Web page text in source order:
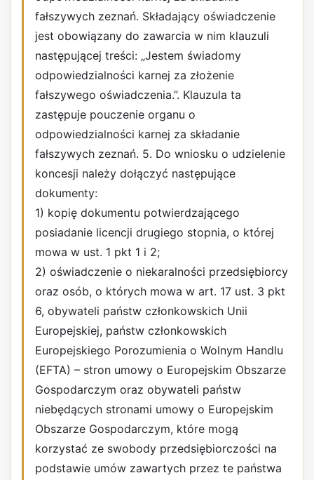
fałszywych zeznań. Składający oświadczenie
jest obowiązany do zawarcia w nim klauzuli
następującej treści: „Jestem świadomy
odpowiedzialności karnej za złożenie
fałszywego oświadczenia.”. Klauzula ta
zastępuje pouczenie organu o
odpowiedzialności karnej za składanie
fałszywych zeznań. 5. Do wniosku o udzielenie
koncesji należy dołączyć następujące
dokumenty:
1) kopię dokumentu potwierdzającego
posiadanie licencji drugiego stopnia, o której
mowa w ust. 1 pkt 1 i 2;
2) oświadczenie o niekaralności przedsiębiorcy
oraz osób, o których mowa w art. 17 ust. 3 pkt
6, obywateli państw członkowskich Unii
Europejskiej, państw członkowskich
Europejskiego Porozumienia o Wolnym Handlu
(EFTA) – stron umowy o Europejskim Obszarze
Gospodarczym oraz obywateli państw
niebędących stronami umowy o Europejskim
Obszarze Gospodarczym, które mogą
korzystać ze swobody przedsiębiorczości na
podstawie umów zawartych przez te państwa